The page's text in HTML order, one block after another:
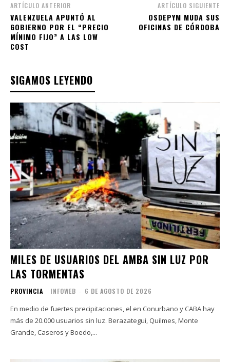
ARTÍCULO ANTERIOR
VALENZUELA APUNTÓ AL
GOBIERNO POR EL “PRECIO
MÍNIMO FIJO” A LAS LOW
COST
ARTÍCULO SIGUIENTE
OSDEPYM MUDA SUS
OFICINAS DE CÓRDOBA
SIGAMOS LEYENDO
MILES DE USUARIOS DEL AMBA SIN LUZ POR
LAS TORMENTAS
PROVINCIA INFOWEB - 6 DE AGOSTO DE 2026
En medio de fuertes precipitaciones, el en Conurbano y CABA hay
más de 20.000 usuarios sin luz. Berazategui, Quilmes, Monte
Grande, Caseros y Boedo,...